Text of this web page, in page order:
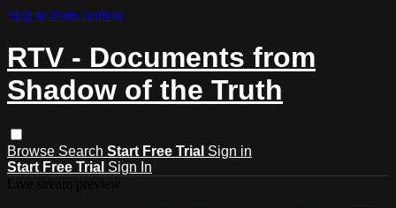
Skip to main content
RTV - Documents from
Shadow of the Truth
Browse Search Start Free Trial Sign in
Start Free Trial Sign In